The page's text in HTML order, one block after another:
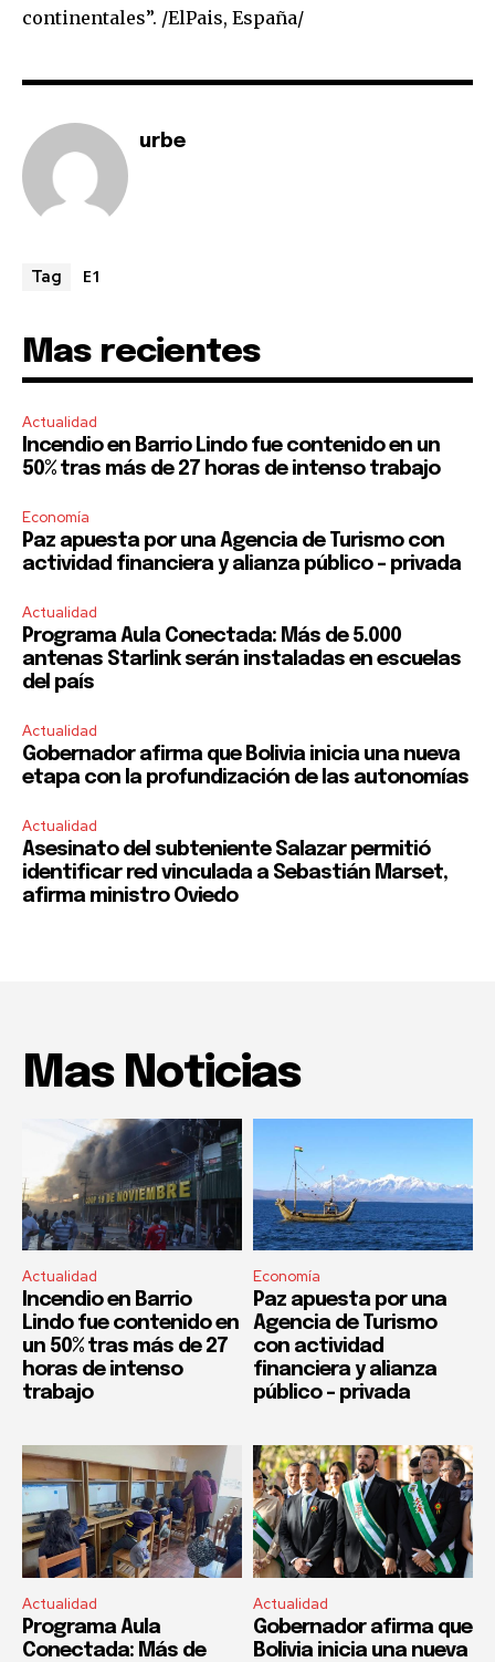
continentales”. /ElPais, España/
urbe
Tag E1
Mas recientes
Actualidad
Incendio en Barrio Lindo fue contenido en un
50% tras más de 27 horas de intenso trabajo
Economía
Paz apuesta por una Agencia de Turismo con
actividad financiera y alianza público – privada
Actualidad
Programa Aula Conectada: Más de 5.000
antenas Starlink serán instaladas en escuelas
del país
Actualidad
Gobernador afirma que Bolivia inicia una nueva
etapa con la profundización de las autonomías
Actualidad
Asesinato del subteniente Salazar permitió
identificar red vinculada a Sebastián Marset,
afirma ministro Oviedo
Mas Noticias
Actualidad
Incendio en Barrio
Lindo fue contenido en
un 50% tras más de 27
horas de intenso
trabajo
Economía
Paz apuesta por una
Agencia de Turismo
con actividad
financiera y alianza
público – privada
Actualidad
Programa Aula
Conectada: Más de
Actualidad
Gobernador afirma que
Bolivia inicia una nueva